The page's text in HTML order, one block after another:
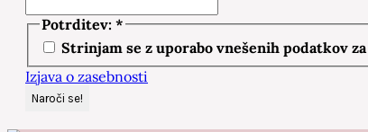
Potrditev: *
Strinjam se z uporabo vnešenih podatkov
Izjava o zasebnosti